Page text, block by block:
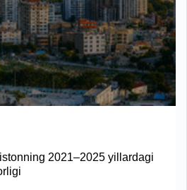
2021–2025 yillardagi